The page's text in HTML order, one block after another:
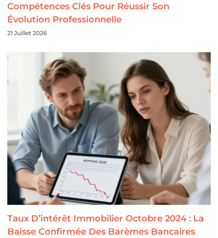
Compétences Clés Pour Réussir Son
Évolution Professionnelle
21 Juillet 2026
Taux D’intérêt Immobilier Octobre 2024 : La
Baisse Confirmée Des Barèmes Bancaires